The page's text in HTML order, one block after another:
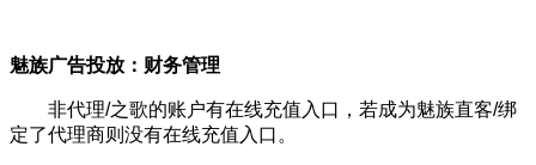
魅族广告投放：财务管理
非代理/之歌的账户有在线充值入口，若成为魅族直客/绑
定了代理商则没有在线充值入口。